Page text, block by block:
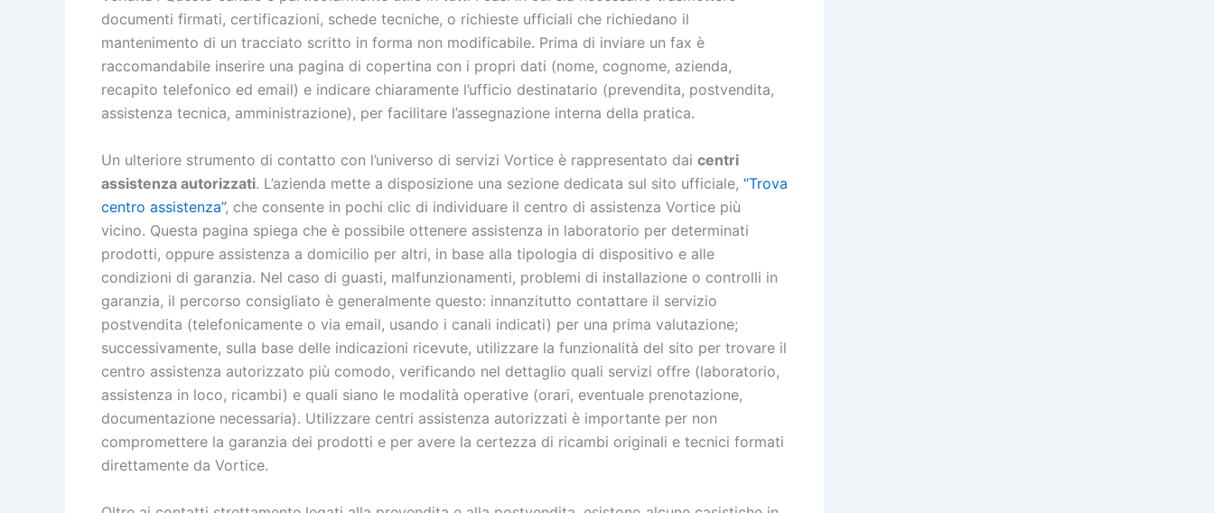
documenti firmati, certificazioni, schede tecniche, o richieste ufficiali che richiedano il
mantenimento di un tracciato scritto in forma non modificabile. Prima di inviare un fax è
raccomandabile inserire una pagina di copertina con i propri dati (nome, cognome, azienda,
recapito telefonico ed email) e indicare chiaramente l’ufficio destinatario (prevendita, postvendita,
assistenza tecnica, amministrazione), per facilitare l’assegnazione interna della pratica.
Un ulteriore strumento di contatto con l’universo di servizi Vortice è rappresentato dai centri
assistenza autorizzati. L’azienda mette a disposizione una sezione dedicata sul sito ufficiale, “Trova
centro assistenza”, che consente in pochi clic di individuare il centro di assistenza Vortice più
vicino. Questa pagina spiega che è possibile ottenere assistenza in laboratorio per determinati
prodotti, oppure assistenza a domicilio per altri, in base alla tipologia di dispositivo e alle
condizioni di garanzia. Nel caso di guasti, malfunzionamenti, problemi di installazione o controlli in
garanzia, il percorso consigliato è generalmente questo: innanzitutto contattare il servizio
postvendita (telefonicamente o via email, usando i canali indicati) per una prima valutazione;
successivamente, sulla base delle indicazioni ricevute, utilizzare la funzionalità del sito per trovare il
centro assistenza autorizzato più comodo, verificando nel dettaglio quali servizi offre (laboratorio,
assistenza in loco, ricambi) e quali siano le modalità operative (orari, eventuale prenotazione,
documentazione necessaria). Utilizzare centri assistenza autorizzati è importante per non
compromettere la garanzia dei prodotti e per avere la certezza di ricambi originali e tecnici formati
direttamente da Vortice.